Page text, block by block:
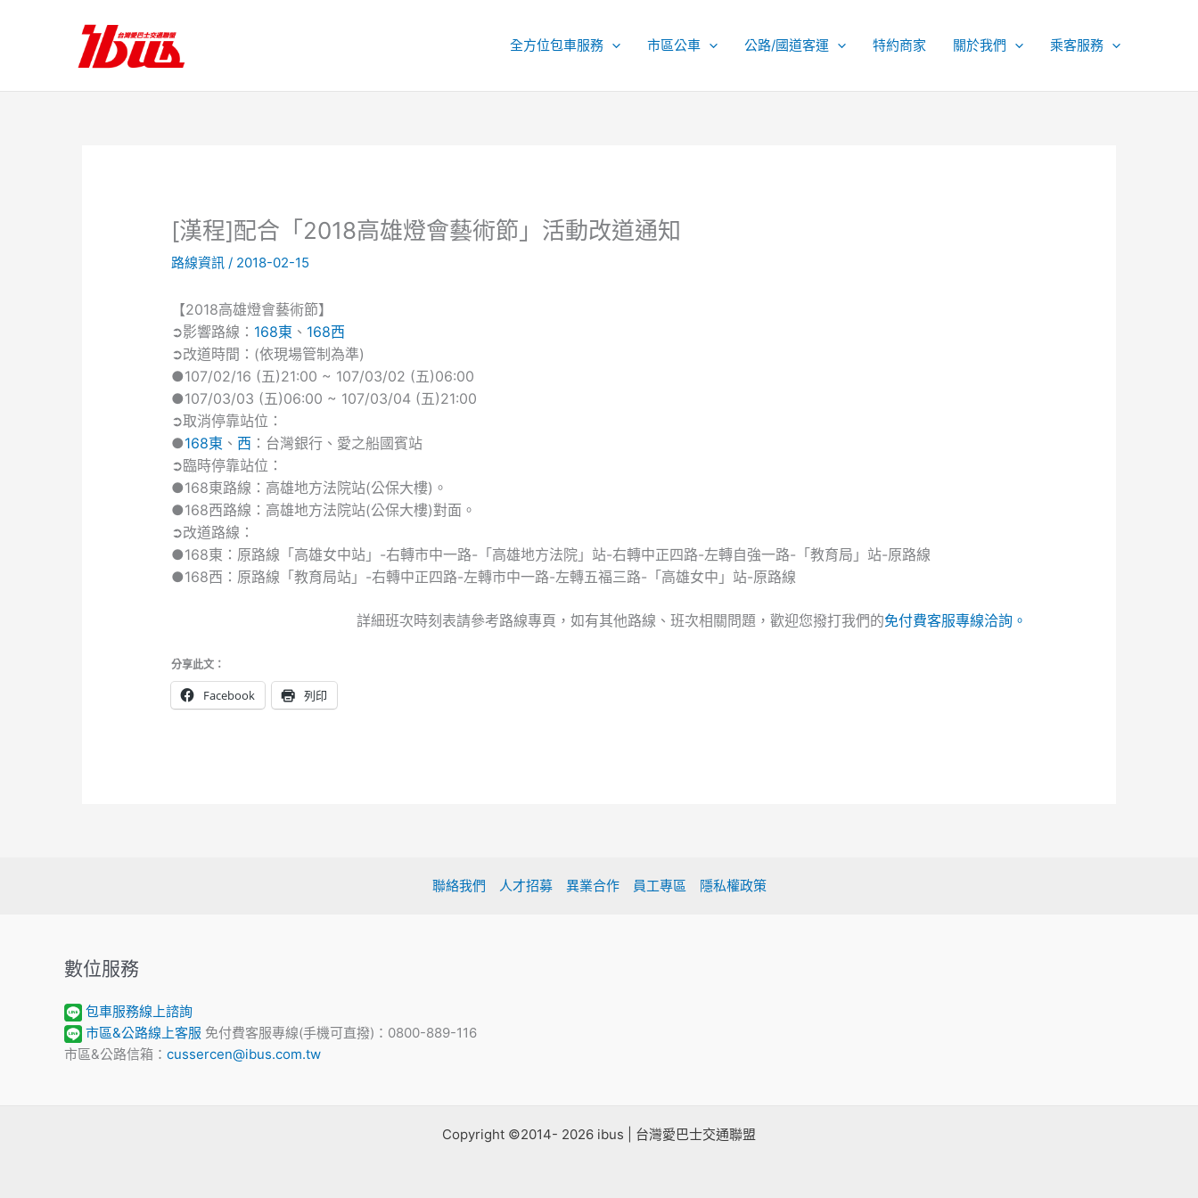
內
全方位包車服務 市區公車 公路/國道客運 特約商家 關於我們 乘客服務
[漢程]配合「2018高雄燈會藝術節」活動改道通知
路線資訊 / 2018-02-15
【2018高雄燈會藝術節】
➲影響路線： 168東 、 168西
➲改道時間：(依現場管制為準)
●107/02/16 (五)21:00 ~ 107/03/02 (五)06:00
●107/03/03 (五)06:00 ~ 107/03/04 (五)21:00
➲取消停靠站位：
●168東 、 西 ：台灣銀行、愛之船國賓站
➲臨時停靠站位：
●168東路線：高雄地方法院站(公保大樓)。
●168西路線：高雄地方法院站(公保大樓)對面。
➲改道路線：
●168東：原路線「高雄女中站」-右轉市中一路-「高雄地方法院」站-右轉中正四路-左轉自強一路-「教育局」站-原路線
●168西：原路線「教育局站」-右轉中正四路-左轉市中一路-左轉五福三路-「高雄女中」站-原路線
詳細班次時刻表請參考路線專頁，如有其他路線、班次相關問題，歡迎您撥打我們的免付費客服專線洽詢。
分享此文：
Facebook 列印
聯絡我們 人才招募 異業合作 員工專區 隱私權政策
數位服務
包車服務線上諮詢
市區&公路線上客服 免付費客服專線(手機可直撥)：0800-889-116
市區&公路信箱： cussercen@ibus.com.tw
Copyright ©2014- 2026 ibus | 台灣愛巴士交通聯盟